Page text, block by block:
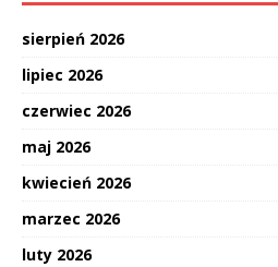
sierpień 2026
lipiec 2026
czerwiec 2026
maj 2026
kwiecień 2026
marzec 2026
luty 2026